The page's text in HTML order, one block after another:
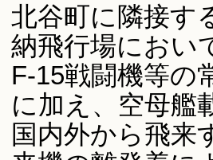
北谷町に隣接す
納飛行場におい
F-15戦闘機等の
に加え、空母艦
国内外から飛来